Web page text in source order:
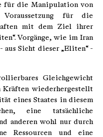
für die Manipulation von
Voraussetzung für die
mit dem Ziel ihrer
Vorgänge, wie im Iran
aus Sicht dieser „Eliten“ -
Gleichgewicht
Kräften wiederhergestellt
eines Staates in diesem
eine tatsächliche
anderen wohl nur durch
Ressourcen und eine